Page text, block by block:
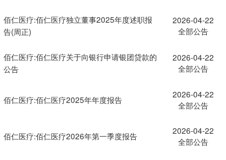
佰仁医疗:佰仁医疗独立董事2025年度述职报
告(周正)
2026-04-22
全部公告
佰仁医疗:佰仁医疗关于向银行申请银团贷款的
公告
2026-04-22
全部公告
佰仁医疗:佰仁医疗2025年年度报告
2026-04-22
全部公告
佰仁医疗:佰仁医疗2026年第一季度报告
2026-04-22
全部公告